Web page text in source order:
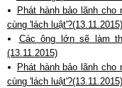
Phát hành bảo lãnh
cùng 'lách luật'?(13.11.2015)
Các ông lớn sẽ làm
(13.11.2015)
Phát hành bảo lãnh
cùng 'lách luật'?(13.11.2015)